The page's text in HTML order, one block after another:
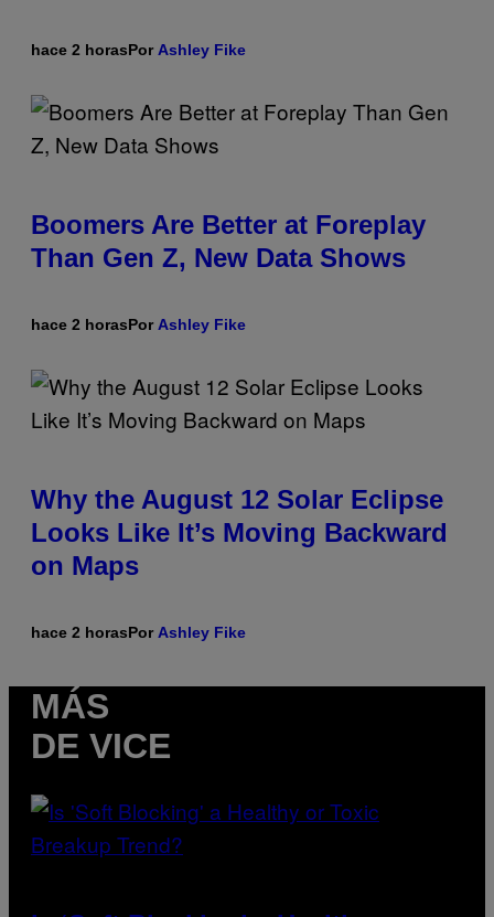
hace 2 horasPor Ashley Fike
Boomers Are Better at Foreplay
Than Gen Z, New Data Shows
hace 2 horasPor Ashley Fike
Why the August 12 Solar Eclipse
Looks Like It’s Moving Backward
on Maps
hace 2 horasPor Ashley Fike
MÁS
DE VICE